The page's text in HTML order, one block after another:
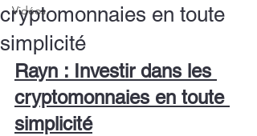
Vidéos
cryptomonnaies en toute
simplicité
Rayn : Investir dans les
cryptomonnaies en toute
simplicité